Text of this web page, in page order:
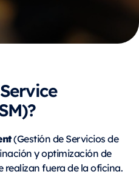
(Gestión de Servicios de
y optimización de
realizan fuera de la oficina.